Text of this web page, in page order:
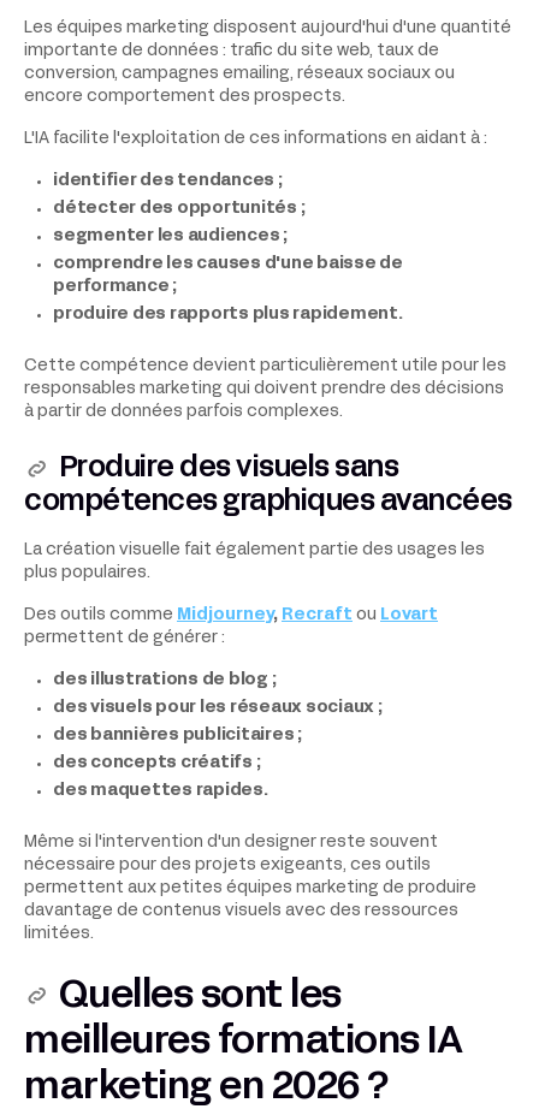
Les équipes marketing disposent aujourd'hui d'une quantité
importante de données : trafic du site web, taux de
conversion, campagnes emailing, réseaux sociaux ou
encore comportement des prospects.
L'IA facilite l'exploitation de ces informations en aidant à :
identifier des tendances ;
détecter des opportunités ;
segmenter les audiences ;
comprendre les causes d'une baisse de
performance ;
produire des rapports plus rapidement.
Cette compétence devient particulièrement utile pour les
responsables marketing qui doivent prendre des décisions
à partir de données parfois complexes.
Produire des visuels sans
compétences graphiques avancées
La création visuelle fait également partie des usages les
plus populaires.
Des outils comme Midjourney, Recraft ou
Lovart
permettent de générer :
des illustrations de blog ;
des visuels pour les réseaux sociaux ;
des bannières publicitaires ;
des concepts créatifs ;
des maquettes rapides.
Même si l'intervention d'un designer reste souvent
nécessaire pour des projets exigeants, ces outils
permettent aux petites équipes marketing de produire
davantage de contenus visuels avec des ressources
limitées.
Quelles sont les
meilleures formations IA
marketing en 2026 ?